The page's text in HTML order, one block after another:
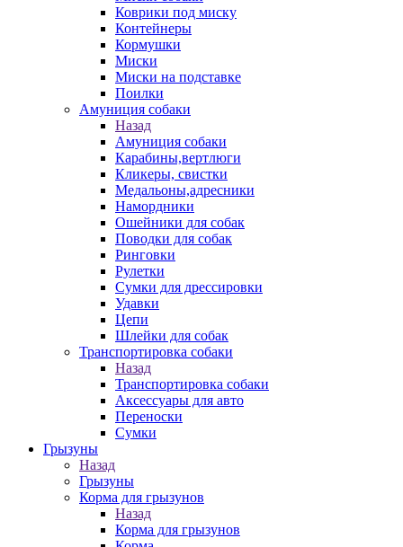
Коврики под миску
Контейнеры
Кормушки
Миски
Миски на подставке
Поилки
Амуниция собаки
Назад
Амуниция собаки
Карабины,вертлюги
Кликеры, свистки
Медальоны,адресники
Намордники
Ошейники для собак
Поводки для собак
Ринговки
Рулетки
Сумки для дрессировки
Удавки
Цепи
Шлейки для собак
Транспортировка собаки
Назад
Транспортировка собаки
Аксессуары для авто
Переноски
Сумки
Грызуны
Назад
Грызуны
Корма для грызунов
Назад
Корма для грызунов